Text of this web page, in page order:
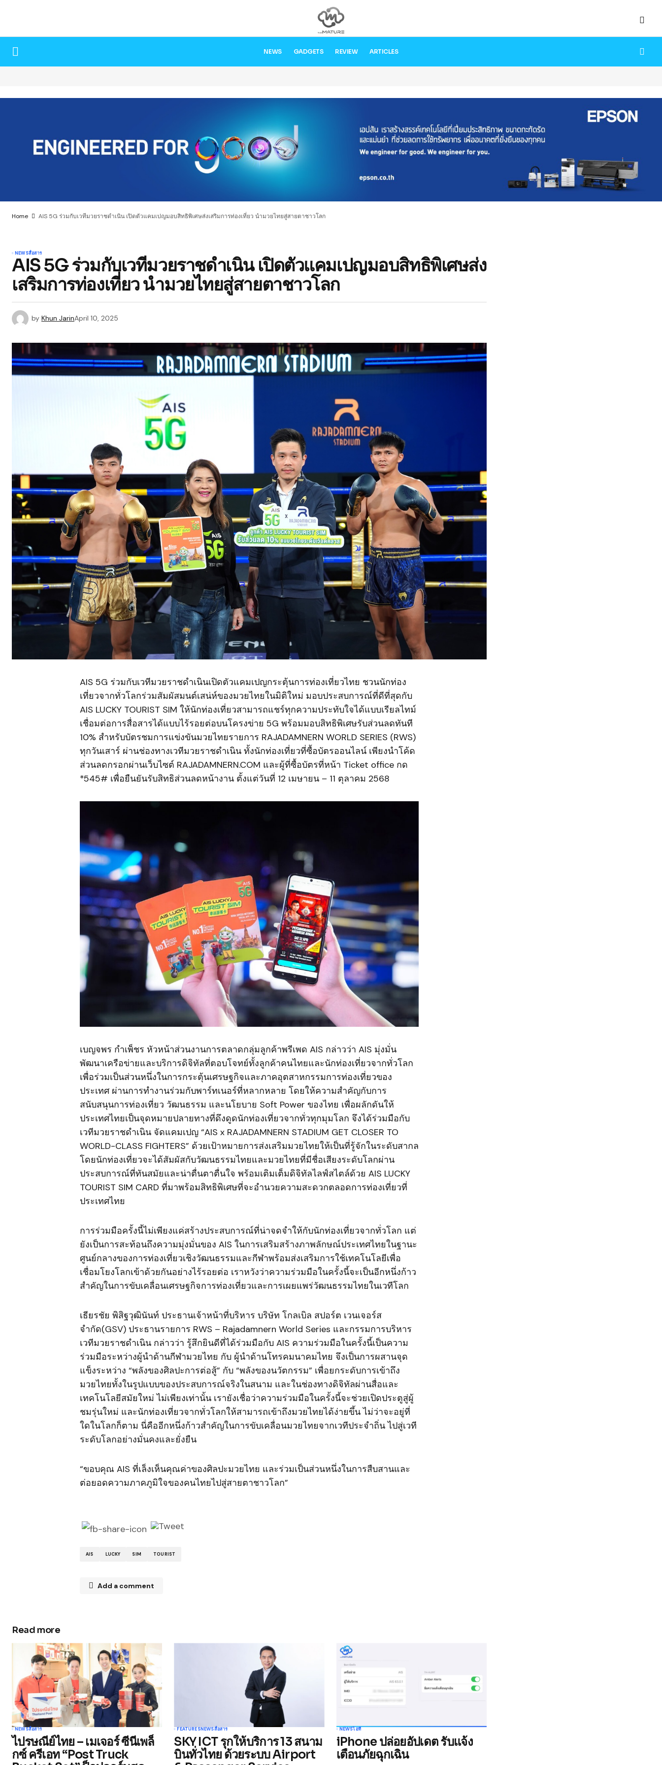
NEWS GADGETS REVIEW ARTICLES
Home AIS 5G ร่วมกับเวทีมวยราชดำเนิน เปิดตัวแคมเปญมอบสิทธิพิเศษส่งเสริมการท่องเที่ยว นำมวยไทยสู่สายตาชาวโลก
NEWSสื่อสาร
AIS 5G ร่วมกับเวทีมวยราชดำเนิน เปิดตัวแคมเปญมอบสิทธิพิเศษส่ง
เสริมการท่องเที่ยว นำมวยไทยสู่สายตาชาวโลก
by Khun JarinApril 10, 2025
AIS 5G ร่วมกับเวทีมวยราชดำเนินเปิดตัวแคมเปญกระตุ้นการท่องเที่ยวไทย ชวนนักท่อง
เที่ยวจากทั่วโลกร่วมสัมผัสมนต์เสน่ห์ของมวยไทยในมิติใหม่ มอบประสบการณ์ที่ดีที่สุดกับ
AIS LUCKY TOURIST SIM ให้นักท่องเที่ยวสามารถแชร์ทุกความประทับใจได้แบบเรียลไทม์
เชื่อมต่อการสื่อสารได้แบบไร้รอยต่อบนโครงข่าย 5G พร้อมมอบสิทธิพิเศษรับส่วนลดทันที
10% สำหรับบัตรชมการแข่งขันมวยไทยรายการ RAJADAMNERN WORLD SERIES (RWS)
ทุกวันเสาร์ ผ่านช่องทางเวทีมวยราชดำเนิน ทั้งนักท่องเที่ยวที่ซื้อบัตรออนไลน์ เพียงนำโค้ด
ส่วนลดกรอกผ่านเว็บไซต์ RAJADAMNERN.COM และผู้ที่ซื้อบัตรที่หน้า Ticket office กด
*545# เพื่อยืนยันรับสิทธิส่วนลดหน้างาน ตั้งแต่วันที่ 12 เมษายน – 11 ตุลาคม 2568
เบญจพร กำเพ็ชร หัวหน้าส่วนงานการตลาดกลุ่มลูกค้าพรีเพด AIS กล่าวว่า AIS มุ่งมั่น
พัฒนาเครือข่ายและบริการดิจิทัลที่ตอบโจทย์ทั้งลูกค้าคนไทยและนักท่องเที่ยวจากทั่วโลก
เพื่อร่วมเป็นส่วนหนึ่งในการกระตุ้นเศรษฐกิจและภาคอุตสาหกรรมการท่องเที่ยวของ
ประเทศ ผ่านการทำงานร่วมกับพาร์ทเนอร์ที่หลากหลาย โดยให้ความสำคัญกับการ
สนับสนุนการท่องเที่ยว วัฒนธรรม และนโยบาย Soft Power ของไทย เพื่อผลักดันให้
ประเทศไทยเป็นจุดหมายปลายทางที่ดึงดูดนักท่องเที่ยวจากทั่วทุกมุมโลก จึงได้ร่วมมือกับ
เวทีมวยราชดำเนิน จัดแคมเปญ “AIS x RAJADAMNERN STADIUM GET CLOSER TO
WORLD-CLASS FIGHTERS” ด้วยเป้าหมายการส่งเสริมมวยไทยให้เป็นที่รู้จักในระดับสากล
โดยนักท่องเที่ยวจะได้สัมผัสกับวัฒนธรรมไทยและมวยไทยที่มีชื่อเสียงระดับโลกผ่าน
ประสบการณ์ที่ทันสมัยและน่าตื่นตาตื่นใจ พร้อมเติมเต็มดิจิทัลไลฟ์สไตล์ด้วย AIS LUCKY
TOURIST SIM CARD ที่มาพร้อมสิทธิพิเศษที่จะอำนวยความสะดวกตลอดการท่องเที่ยวที่
ประเทศไทย
การร่วมมือครั้งนี้ไม่เพียงแค่สร้างประสบการณ์ที่น่าจดจำให้กับนักท่องเที่ยวจากทั่วโลก แต่
ยังเป็นการสะท้อนถึงความมุ่งมั่นของ AIS ในการเสริมสร้างภาพลักษณ์ประเทศไทยในฐานะ
ศูนย์กลางของการท่องเที่ยวเชิงวัฒนธรรมและกีฬาพร้อมส่งเสริมการใช้เทคโนโลยีเพื่อ
เชื่อมโยงโลกเข้าด้วยกันอย่างไร้รอยต่อ เราหวังว่าความร่วมมือในครั้งนี้จะเป็นอีกหนึ่งก้าว
สำคัญในการขับเคลื่อนเศรษฐกิจการท่องเที่ยวและการเผยแพร่วัฒนธรรมไทยในเวทีโลก
เธียรชัย พิสิฐวุฒินันท์ ประธานเจ้าหน้าที่บริหาร บริษัท โกลเบิล สปอร์ต เวนเจอร์ส
จำกัด(GSV) ประธานรายการ RWS – Rajadamnern World Series และกรรมการบริหาร
เวทีมวยราชดำเนิน กล่าวว่า รู้สึกยินดีที่ได้ร่วมมือกับ AIS ความร่วมมือในครั้งนี้เป็นความ
ร่วมมือระหว่างผู้นำด้านกีฬามวยไทย กับ ผู้นำด้านโทรคมนาคมไทย จึงเป็นการผสานจุด
แข็งระหว่าง “พลังของศิลปะการต่อสู้” กับ “พลังของนวัตกรรม” เพื่อยกระดับการเข้าถึง
มวยไทยทั้งในรูปแบบของประสบการณ์จริงในสนาม และในช่องทางดิจิทัลผ่านสื่อและ
เทคโนโลยีสมัยใหม่ ไม่เพียงเท่านั้น เรายังเชื่อว่าความร่วมมือในครั้งนี้จะช่วยเปิดประตูสู่ผู้
ชมรุ่นใหม่ และนักท่องเที่ยวจากทั่วโลกให้สามารถเข้าถึงมวยไทยได้ง่ายขึ้น ไม่ว่าจะอยู่ที่
ใดในโลกก็ตาม นี่คืออีกหนึ่งก้าวสำคัญในการขับเคลื่อนมวยไทยจากเวทีประจำถิ่น ไปสู่เวที
ระดับโลกอย่างมั่นคงและยั่งยืน
“ขอบคุณ AIS ที่เล็งเห็นคุณค่าของศิลปะมวยไทย และร่วมเป็นส่วนหนึ่งในการสืบสานและ
ต่อยอดความภาคภูมิใจของคนไทยไปสู่สายตาชาวโลก”
AIS LUCKY SIM TOURIST
Add a comment
Comment
Your Name Your E-mail
Save my name, email, and website in
this browser for the next time I
comment.
Read more
NEWSสื่อสาร
ไปรษณีย์ไทย – เมเจอร์ ซีนีเพล็
กซ์ ครีเอท “Post Truck
FEATURESNEWSสื่อสาร
SKY ICT รุกให้บริการ 13 สนาม
บินทั่วไทย ด้วยระบบ Airport
NEWSไอที
iPhone ปล่อยอัปเดต รับแจ้ง
เตือนภัยฉุกเฉิน